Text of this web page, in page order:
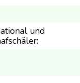
und